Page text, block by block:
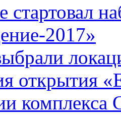
стартовал
2017»
открытия
комплекса